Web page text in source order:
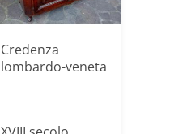
Credenza
lombardo-veneta